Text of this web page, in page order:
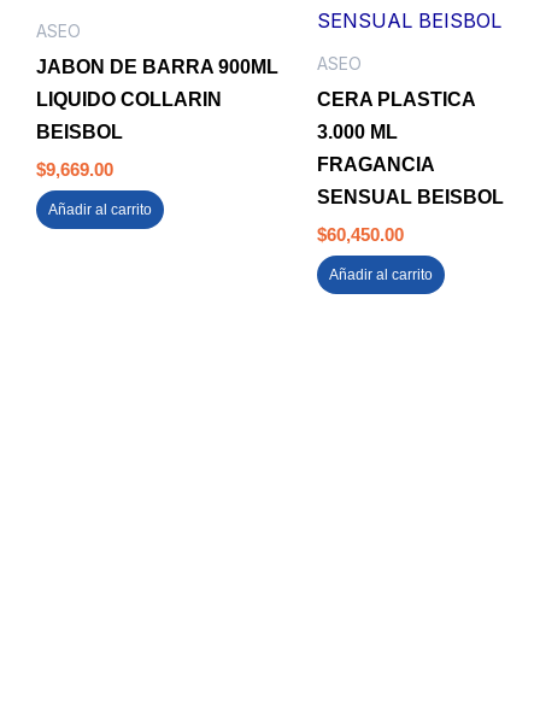
ASEO
JABON DE BARRA 900ML
LIQUIDO COLLARIN
BEISBOL
$9,669.00
Añadir al carrito
ASEO
CERA PLASTICA
3.000 ML
FRAGANCIA
SENSUAL BEISBOL
$60,450.00
Añadir al carrito